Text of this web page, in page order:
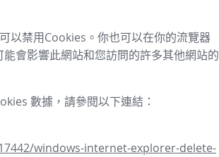
以禁用Cookies。你也可以在你的流覽器
會影響此網站和您訪問的許多其他網站的
數據，請參閱以下連結：
windows-internet-explorer-delete-